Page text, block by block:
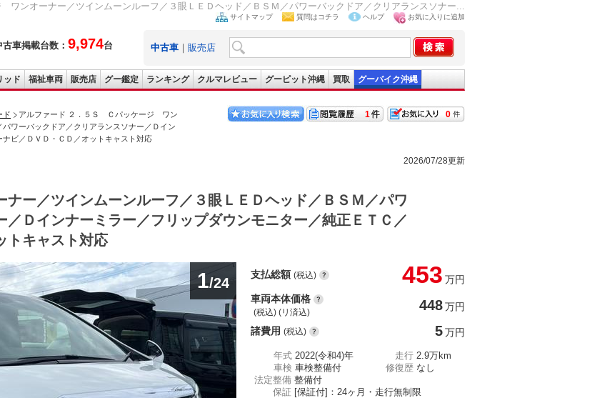
ンオーナー／ツインムーンルーフ／３眼ＬＥＤヘッド／ＢＳＭ／パワーバックドア／クリアランスソナー...
古車掲載台数： 9,974台
サイトマップ 質問はコチラ ヘルプ お気に入りに追加
中古車 ｜ 販売店
ッド 福祉車両 販売店 グー鑑定 ランキング クルマレビュー グーピット沖縄 買取 グーバイク沖縄
ド
アルファード ２．５Ｓ Ｃパッケージ ワン
ワーバックドア／クリアランスソナー／Ｄイン
ビ／ＤＶＤ・ＣＤ／オットキャスト対応
0
1
2026/07/28更新
ー／ツインムーンルーフ／３眼ＬＥＤヘッド／ＢＳＭ／パワ
Ｄインナーミラー／フリップダウンモニター／純正ＥＴＣ／
トキャスト対応
1/24
支払総額 (税込) 453 万円
車両本体価格
(税込) (リ済込) 448万円
諸費用 (税込) 5万円
年式 2022(令和4)年 走行 2.9万km
車検 車検整備付 修復歴 なし
法定整備 整備付
保証 [保証付]：24ヶ月・走行無制限